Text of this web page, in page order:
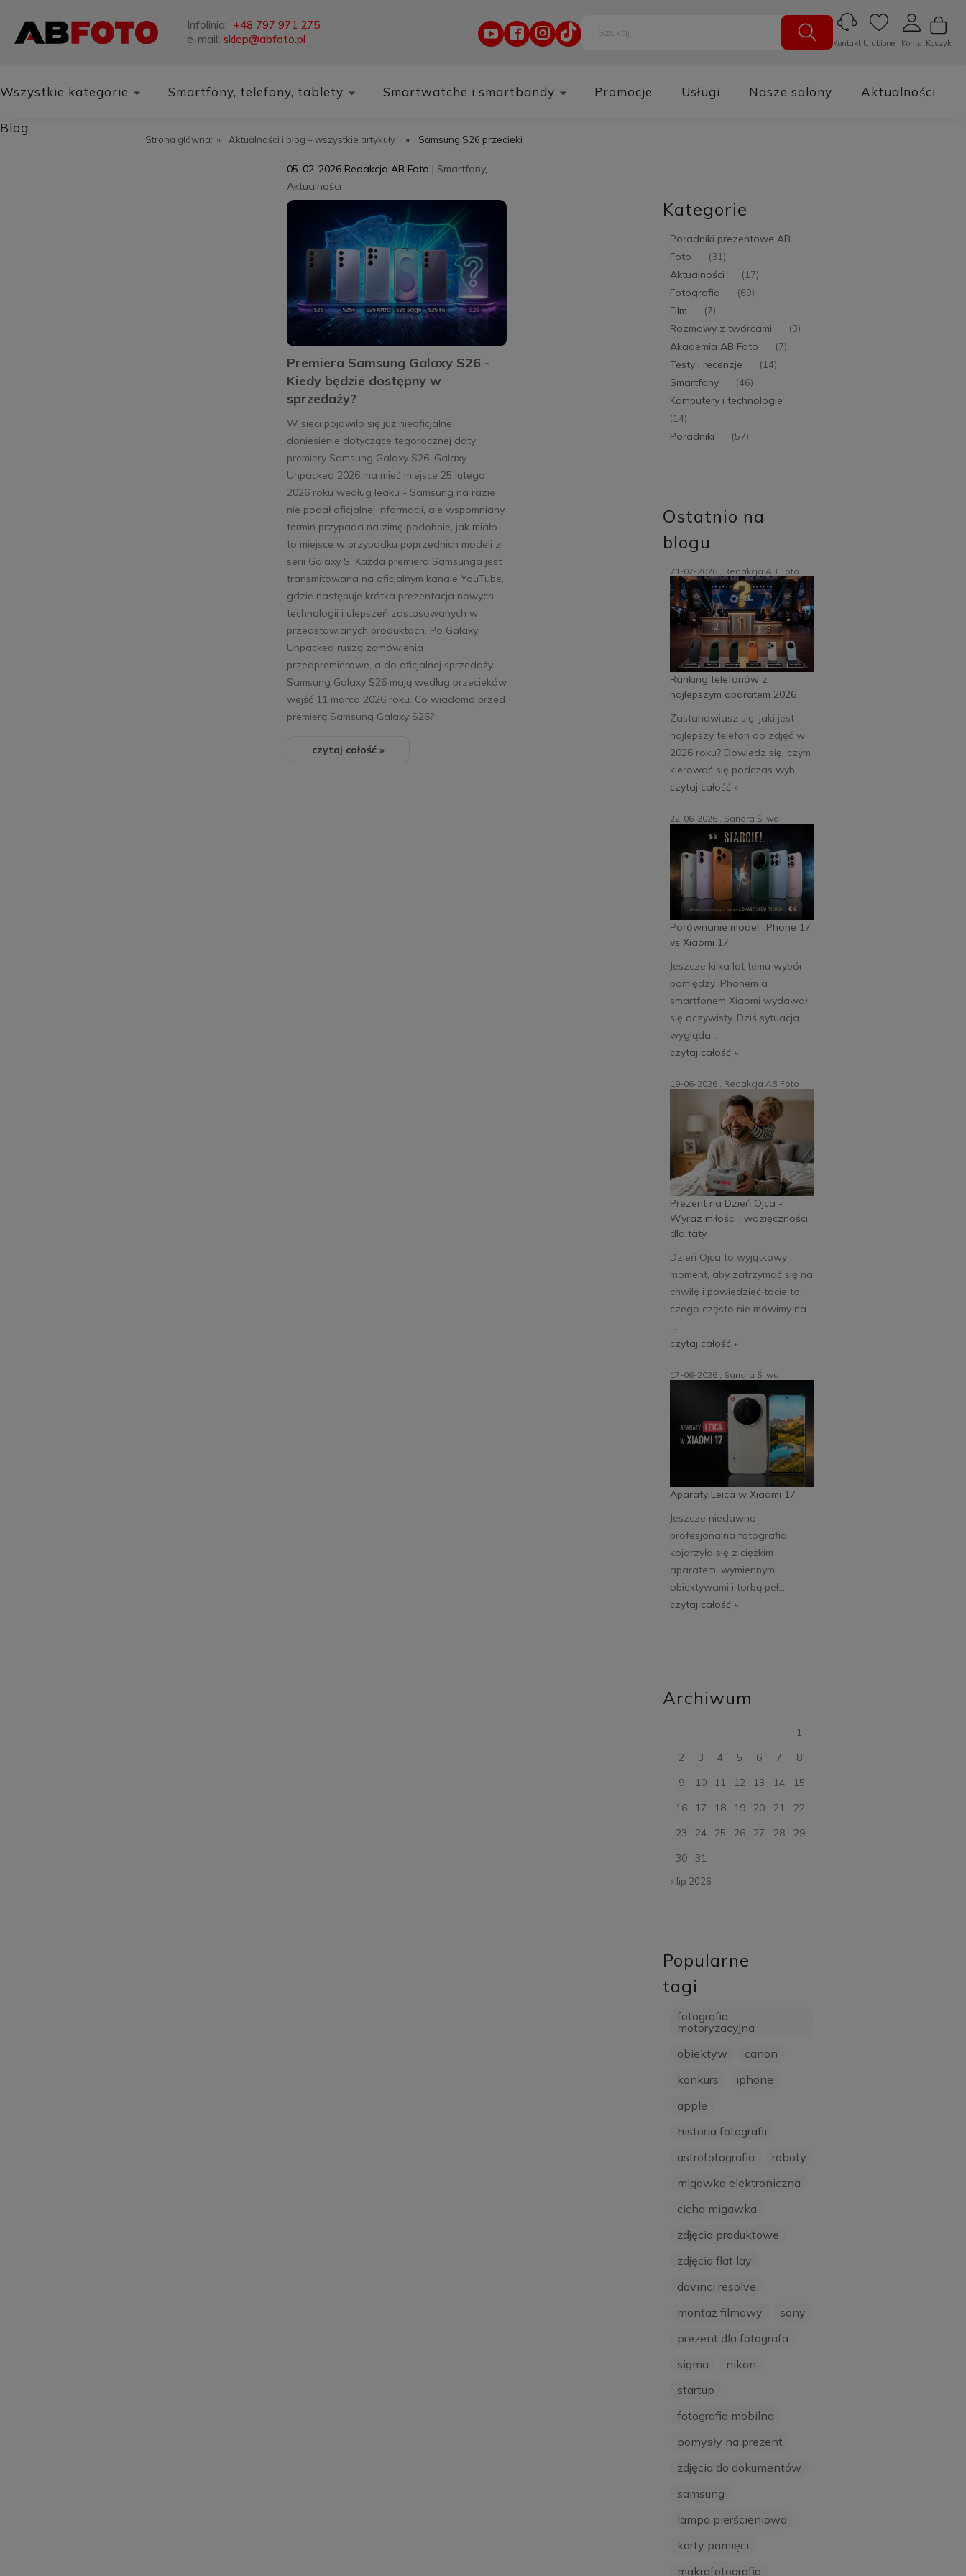
Infolinia: +48 797 971 275
e-mail: sklep@abfoto.pl Koszyk
Konto
Ulubione
Kontakt
Wszystkie kategorie Smartfony, telefony, tablety Smartwatche i smartbandy Promocje Usługi Nasze salony Aktualności
Blog
Strona główna: » Aktualności i blog – wszystkie artykuły » Samsung S26 przecieki
Premiera Samsung Galaxy S26 -
Kiedy będzie dostępny w
sprzedaży?
05-02-2026 Redakcja AB Foto | Smartfony,
Aktualności
W sieci pojawiło się już nieoficjalne
doniesienie dotyczące tegorocznej daty
premiery Samsung Galaxy S26. Galaxy
Unpacked 2026 ma mieć miejsce 25 lutego
2026 roku według leaku - Samsung na razie
nie podał oficjalnej informacji, ale wspomniany
termin przypada na zimę podobnie, jak miało
to miejsce w przypadku poprzednich modeli z
serii Galaxy S. Każda premiera Samsunga jest
transmitowana na oficjalnym kanale YouTube,
gdzie następuje krótka prezentacja nowych
technologii i ulepszeń zastosowanych w
przedstawianych produktach. Po Galaxy
Unpacked ruszą zamówienia
przedpremierowe, a do oficjalnej sprzedaży
Samsung Galaxy S26 mają według przecieków
wejść 11 marca 2026 roku. Co wiadomo przed
premierą Samsung Galaxy S26?
czytaj całość »
Kategorie
Poradniki prezentowe AB
Foto
(31)
Aktualności (17)
Fotografia (69)
Film (7)
Rozmowy z twórcami (3)
Akademia AB Foto (7)
Testy i recenzje (14)
Smartfony (46)
Komputery i technologie
(14)
Poradniki (57)
Ostatnio na
blogu
Ranking telefonów z
najlepszym aparatem 2026
21-07-2026 , Redakcja AB Foto
Zastanawiasz się, jaki jest
najlepszy telefon do zdjęć w
2026 roku? Dowiedz się, czym
kierować się podczas wyb...
czytaj całość »
Porównanie modeli iPhone 17
vs Xiaomi 17
22-06-2026 , Sandra Śliwa
Jeszcze kilka lat temu wybór
pomiędzy iPhonem a
smartfonem Xiaomi wydawał
się oczywisty. Dziś sytuacja
wygląda...
czytaj całość »
Prezent na Dzień Ojca -
Wyraz miłości i wdzięczności
dla taty
19-06-2026 , Redakcja AB Foto
Dzień Ojca to wyjątkowy
moment, aby zatrzymać się na
chwilę i powiedzieć tacie to,
czego często nie mówimy na
...
czytaj całość »
Aparaty Leica w Xiaomi 17
17-06-2026 , Sandra Śliwa
Jeszcze niedawno
profesjonalna fotografia
kojarzyła się z ciężkim
aparatem, wymiennymi
obiektywami i torbą peł...
czytaj całość »
Archiwum
1
2
3 4 5 6 7
8
9
10 11 12 13 14
15
16
17 18 19 20 21
22
23
24 25 26 27 28
29
30
31
« lip 2026
Popularne
tagi
fotografia
motoryzacyjna
obiektyw
canon
konkurs
iphone
apple
historia fotografii
astrofotografia
roboty
migawka elektroniczna
cicha migawka
zdjęcia produktowe
zdjęcia flat lay
davinci resolve
montaż filmowy
sony
prezent dla fotografa
sigma
nikon
startup
fotografia mobilna
pomysły na prezent
zdjęcia do dokumentów
samsung
lampa pierścieniowa
karty pamięci
makrofotografia